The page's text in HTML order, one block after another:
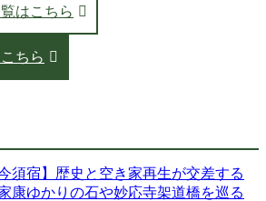
はこちら
ちら
須宿】歴史と空き家再生が交差する
康ゆかりの石や妙応寺架道橋を巡る